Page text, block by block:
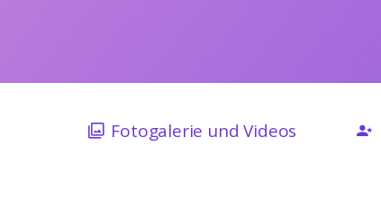
Fotogalerie und Videos